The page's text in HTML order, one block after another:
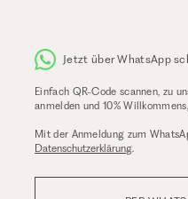
Jetzt über WhatsApp
Einfach QR-Code scannen, zu
anmelden und 10%
Mit der Anmeldung zum
Datenschutzerklärung